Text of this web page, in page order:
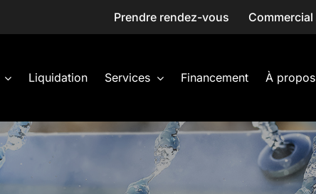
Prendre rendez-vous Commercial
Liquidation Services Financement À propos